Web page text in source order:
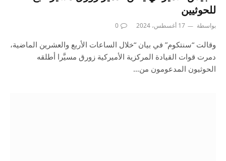
للحوثيين
بواسطة 17 أغسطس، 2024 0
وقالت “سنتكوم” في بيان “خلال الساعات الأربع والعشرين الماضية،
دمرت قوات القيادة المركزية الأميركية زورق مسيَّرا أطلقه
الحوثيون المدعومون من…